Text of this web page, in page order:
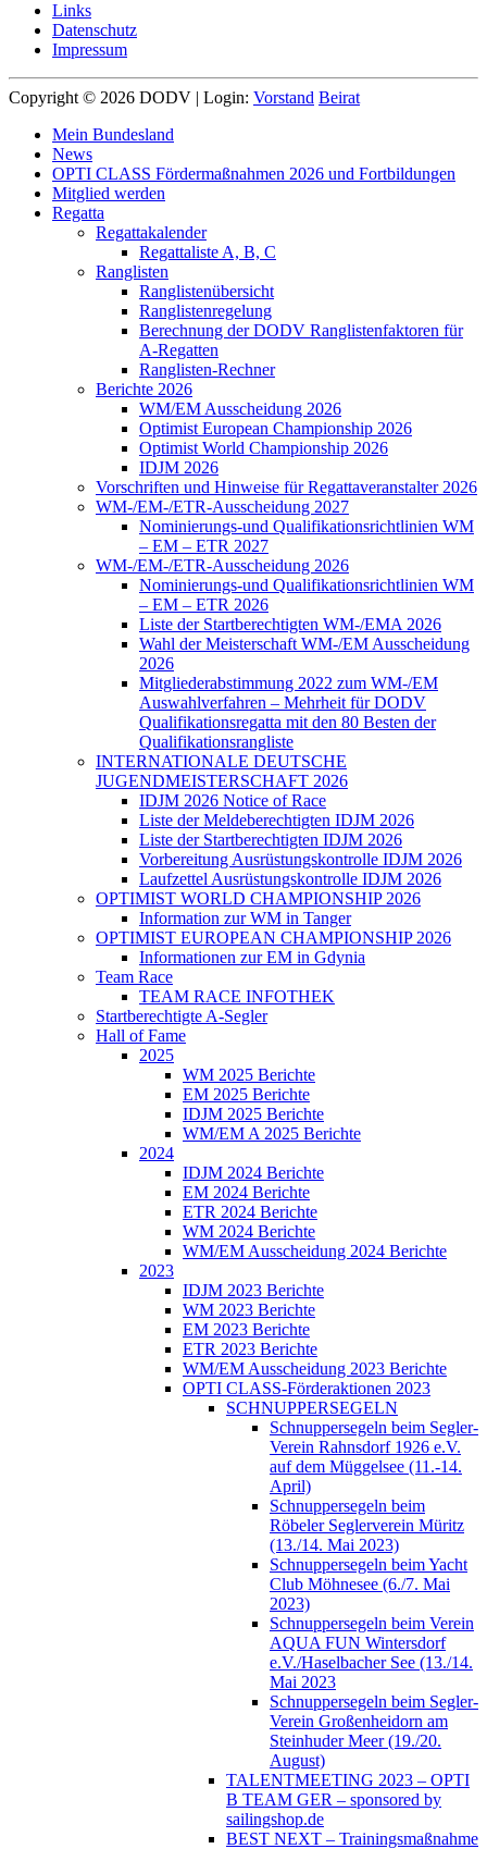
Links
Datenschutz
Impressum
Copyright © 2026 DODV | Login: Vorstand Beirat
Mein Bundesland
News
OPTI CLASS Fördermaßnahmen 2026 und Fortbildungen
Mitglied werden
Regatta
Regattakalender
Regattaliste A, B, C
Ranglisten
Ranglistenübersicht
Ranglistenregelung
Berechnung der DODV Ranglistenfaktoren für
A-Regatten
Ranglisten-Rechner
Berichte 2026
WM/EM Ausscheidung 2026
Optimist European Championship 2026
Optimist World Championship 2026
IDJM 2026
Vorschriften und Hinweise für Regattaveranstalter 2026
WM-/EM-/ETR-Ausscheidung 2027
Nominierungs-und Qualifikationsrichtlinien WM
– EM – ETR 2027
WM-/EM-/ETR-Ausscheidung 2026
Nominierungs-und Qualifikationsrichtlinien WM
– EM – ETR 2026
Liste der Startberechtigten WM-/EMA 2026
Wahl der Meisterschaft WM-/EM Ausscheidung
2026
Mitgliederabstimmung 2022 zum WM-/EM
Auswahlverfahren – Mehrheit für DODV
Qualifikationsregatta mit den 80 Besten der
Qualifikationsrangliste
INTERNATIONALE DEUTSCHE
JUGENDMEISTERSCHAFT 2026
IDJM 2026 Notice of Race
Liste der Meldeberechtigten IDJM 2026
Liste der Startberechtigten IDJM 2026
Vorbereitung Ausrüstungskontrolle IDJM 2026
Laufzettel Ausrüstungskontrolle IDJM 2026
OPTIMIST WORLD CHAMPIONSHIP 2026
Information zur WM in Tanger
OPTIMIST EUROPEAN CHAMPIONSHIP 2026
Informationen zur EM in Gdynia
Team Race
TEAM RACE INFOTHEK
Startberechtigte A-Segler
Hall of Fame
2025
WM 2025 Berichte
EM 2025 Berichte
IDJM 2025 Berichte
WM/EM A 2025 Berichte
2024
IDJM 2024 Berichte
EM 2024 Berichte
ETR 2024 Berichte
WM 2024 Berichte
WM/EM Ausscheidung 2024 Berichte
2023
IDJM 2023 Berichte
WM 2023 Berichte
EM 2023 Berichte
ETR 2023 Berichte
WM/EM Ausscheidung 2023 Berichte
OPTI CLASS-Förderaktionen 2023
SCHNUPPERSEGELN
Schnuppersegeln beim Segler-
Verein Rahnsdorf 1926 e.V.
auf dem Müggelsee (11.-14.
April)
Schnuppersegeln beim
Röbeler Seglerverein Müritz
(13./14. Mai 2023)
Schnuppersegeln beim Yacht
Club Möhnesee (6./7. Mai
2023)
Schnuppersegeln beim Verein
AQUA FUN Wintersdorf
e.V./Haselbacher See (13./14.
Mai 2023
Schnuppersegeln beim Segler-
Verein Großenheidorn am
Steinhuder Meer (19./20.
August)
TALENTMEETING 2023 – OPTI
B TEAM GER – sponsored by
sailingshop.de
BEST NEXT – Trainingsmaßnahme